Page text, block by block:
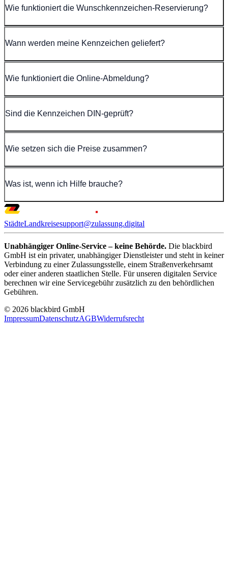
Wie funktioniert die Wunschkennzeichen-Reservierung?
Wann werden meine Kennzeichen geliefert?
Wie funktioniert die Online-Abmeldung?
Sind die Kennzeichen DIN-geprüft?
Wie setzen sich die Preise zusammen?
Was ist, wenn ich Hilfe brauche?
StädteLandkreisesupport@zulassung.digital
Unabhängiger Online-Service – keine Behörde. Die blackbird
GmbH ist ein privater, unabhängiger Dienstleister und steht in keiner
Verbindung zu einer Zulassungsstelle, einem Straßenverkehrsamt
oder einer anderen staatlichen Stelle. Für unseren digitalen Service
berechnen wir eine Servicegebühr zusätzlich zu den behördlichen
Gebühren.
© 2026 blackbird GmbH
ImpressumDatenschutzAGBWiderrufsrecht